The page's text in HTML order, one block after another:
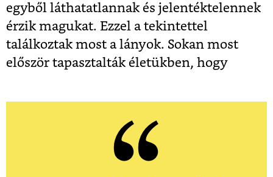
egyből láthatatlannak és jelentéktelennek
érzik magukat. Ezzel a tekintettel
találkoztak most a lányok. Sokan most
először tapasztalták életükben, hogy